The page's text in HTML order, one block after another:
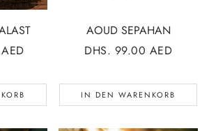
AOUD SEPAHAN
NORMALER
DHS. 99.00 AED
IN DEN WARENKORB